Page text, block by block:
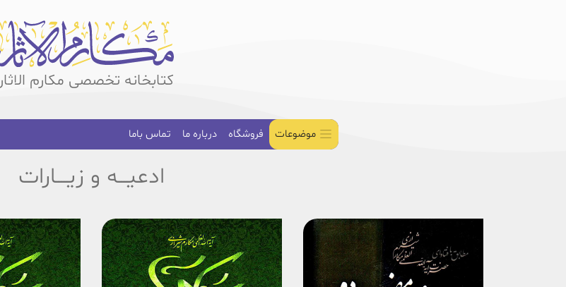
کتابخانه تخصصی مکارم الاثار
موضوعات فروشگاه درباره ما تماس باما
ادعیـــه و زیــــارات